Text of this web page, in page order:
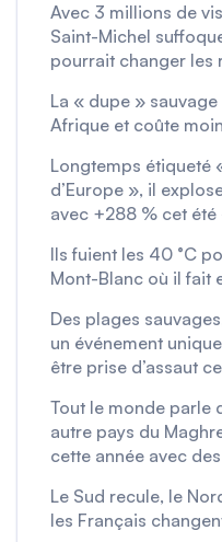
Avec 3 millions de
Saint-Michel
pourrait changer les
La « dupe »
Afrique et coûte
Longtemps étiqueté
d’Europe », il
avec +288 % cet
Ils fuient les 40 °C
Mont-Blanc où il fait
Des plages
un événement
être prise d’assaut
Tout le monde parle
autre pays du
cette année avec
Le Sud recule, le
les Français